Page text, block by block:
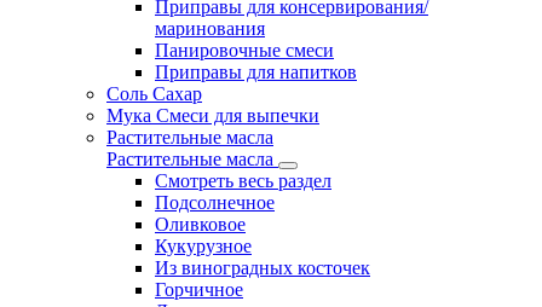
Приправы для консервирования/
маринования
Панировочные смеси
Приправы для напитков
Соль Сахар
Мука Смеси для выпечки
Растительные масла
Растительные масла
Смотреть весь раздел
Подсолнечное
Оливковое
Кукурузное
Из виноградных косточек
Горчичное